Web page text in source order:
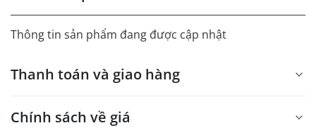
Thông tin sản phẩm đang được cập nhật
Thanh toán và giao hàng
Chính sách về giá